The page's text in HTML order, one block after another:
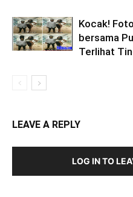
Kocak!
bersama
Terlihat
LEAVE A REPLY
LOG IN TO